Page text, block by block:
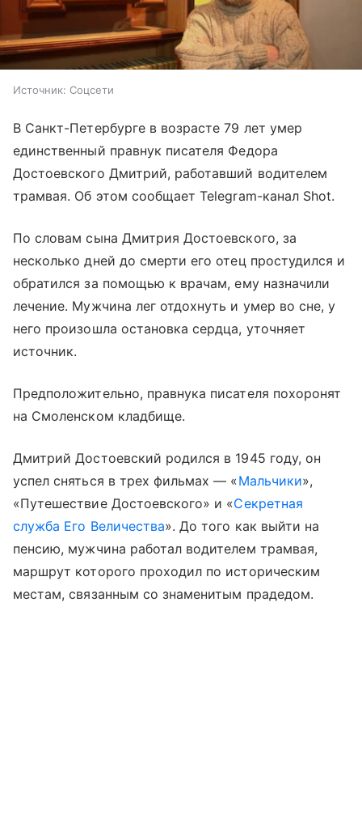
Источник: Соцсети
В Санкт-Петербурге в возрасте 79 лет умер
единственный правнук писателя Федора
Достоевского Дмитрий, работавший водителем
трамвая. Об этом сообщает Telegram-канал Shot.
По словам сына Дмитрия Достоевского, за
несколько дней до смерти его отец простудился и
обратился за помощью к врачам, ему назначили
лечение. Мужчина лег отдохнуть и умер во сне, у
него произошла остановка сердца, уточняет
источник.
Предположительно, правнука писателя похоронят
на Смоленском кладбище.
Дмитрий Достоевский родился в 1945 году, он
успел сняться в трех фильмах — «Мальчики»,
«Путешествие Достоевского» и «Секретная
служба Его Величества». До того как выйти на
пенсию, мужчина работал водителем трамвая,
маршрут которого проходил по историческим
местам, связанным со знаменитым прадедом.